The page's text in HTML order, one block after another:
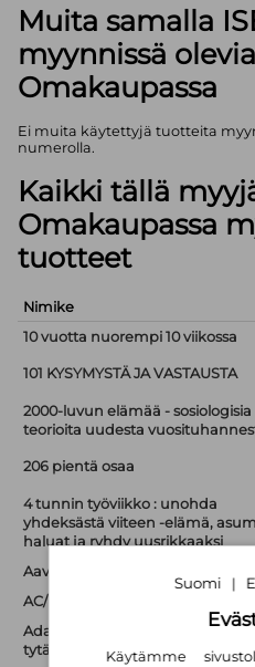
Muita samalla
myynnissä
Omakaupassa
Ei muita käytettyjä tuotteita
numerolla.
Kaikki tällä
Omakaupassa
tuotteet
Nimike
10 vuotta nuorempi 10 viikossa
101 KYSYMYSTÄ JA VASTAUSTA
2000-luvun elämää - sosiologisia
teorioita uudesta
206 pientä osaa
4 tunnin työviikko : unohda
yhdeksästä viiteen -elämä,
haluat ja ryhdy uusrikkaaksi
Aava UE 1
AC/DC - tulkoon rock
Adan algoritmi : kuinka lordi
tytär Ada Lovelace käynnisti
Suomi |
Käytämme